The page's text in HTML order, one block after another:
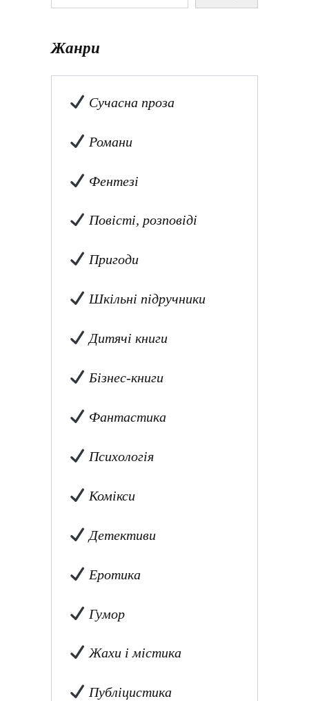
Жанри
Сучасна проза
Романи
Фентезі
Повісті, розповіді
Пригоди
Шкільні підручники
Дитячі книги
Бізнес-книги
Фантастика
Психологія
Комікси
Детективи
Еротика
Гумор
Жахи і містика
Публіцистика